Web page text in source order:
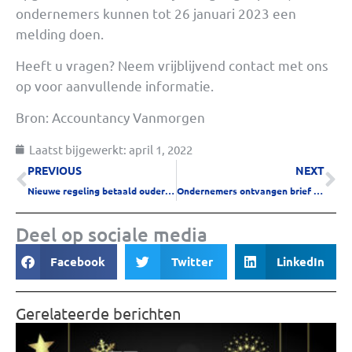
ondernemers kunnen tot 26 januari 2023 een
melding doen.
Heeft u vragen? Neem vrijblijvend contact met ons
op voor aanvullende informatie.
Bron: Accountancy Vanmorgen
Laatst bijgewerkt: april 1, 2022
PREVIOUS
Nieuwe regeling betaald ouderschapsverlof
NEXT
Ondernemers ontvangen brief van de Belastingdienst met overzicht coronaschulden
Deel op sociale media
Facebook Twitter LinkedIn
Gerelateerde berichten